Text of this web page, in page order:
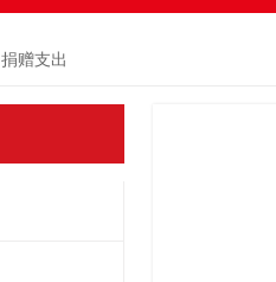
捐赠支出